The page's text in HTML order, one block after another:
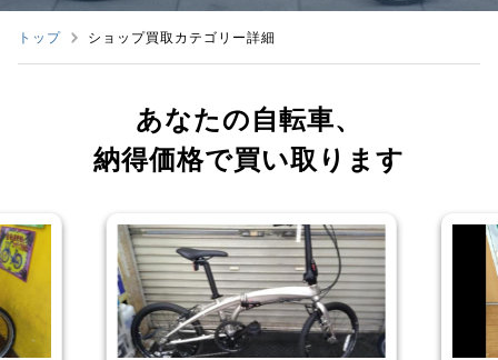
トップ ショップ買取カテゴリー詳細
あなたの自転車、
納得価格で買い取ります